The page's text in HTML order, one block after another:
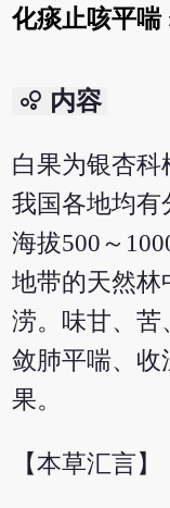
化痰止咳平喘
bubble_chart 内容
白果为银杏科
我国各地均有
海拔500～
地带的天然林
涝。味甘、苦
敛肺平喘、收
果。
【本草汇言】